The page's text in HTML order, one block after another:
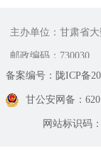
主办单位：甘肃省
邮政编码：730030
备案编号：陇ICP备
甘公安网备：
网站标识码